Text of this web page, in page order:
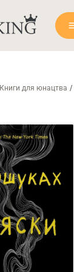
Книги для юнацтва /